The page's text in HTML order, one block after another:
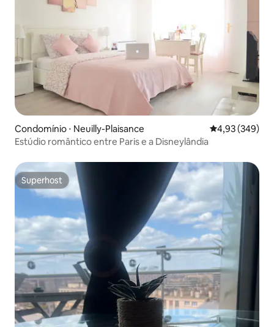
Condomínio ⋅ Neuilly-Plaisance 4,93 de uma
4,93 (349)
Estúdio romântico entre Paris e a Disneylândia
Superhost
Superhost